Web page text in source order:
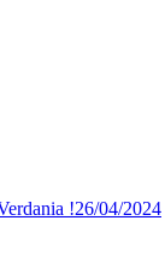
26/04/2024